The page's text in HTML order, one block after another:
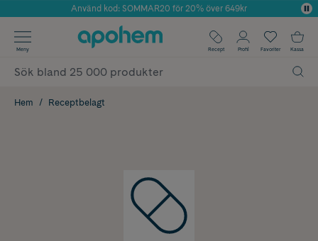
Årets Butik 2025 inom Skönhet
Använd kod: SOMMAR20 för 20% över 649kr
✓ Fri frakt
✓ Poäng på alla köp*
Meny Recept Profil Favoriter Kassa
Hem Receptbelagt